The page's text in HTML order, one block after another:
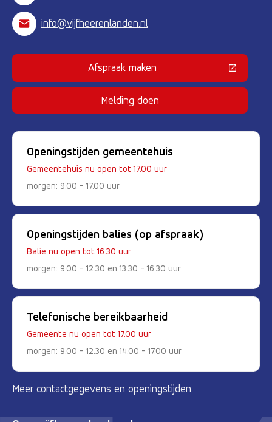
info@vijfheerenlanden.nl
Afspraak maken(Deze link gaat naar een externe
Melding doen
Openingstijden gemeentehuis
Gemeentehuis nu open tot 17.00 uur
morgen: 9.00 - 17.00 uur
Openingstijden balies (op afspraak)
Balie nu open tot 16.30 uur
morgen: 9.00 - 12.30 en 13.30 - 16.30 uur
Telefonische bereikbaarheid
Gemeente nu open tot 17.00 uur
morgen: 9.00 - 12.30 en 14.00 - 17.00 uur
Meer contactgegevens en openingstijden